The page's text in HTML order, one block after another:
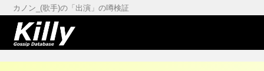
カノン_(歌手)の「出演」の噂検証